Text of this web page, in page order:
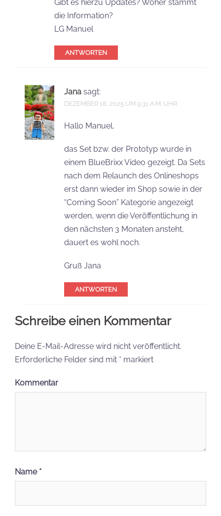
Gibt es hierzu Updates? Woher stammt
die Information?
LG Manuel
ANTWORTEN
Jana sagt:
DEZEMBER 18, 2025 UM 9:31 A.M. UHR
Hallo Manuel,
das Set bzw. der Prototyp wurde in
einem BlueBrixx Video gezeigt. Da Sets
nach dem Relaunch des Onlineshops
erst dann wieder im Shop sowie in der
“Coming Soon” Kategorie angezeigt
werden, wenn die Veröffentlichung in
den nächsten 3 Monaten ansteht,
dauert es wohl noch.
Gruß Jana
ANTWORTEN
Schreibe einen Kommentar
Deine E-Mail-Adresse wird nicht veröffentlicht.
Erforderliche Felder sind mit * markiert
Kommentar
Name *